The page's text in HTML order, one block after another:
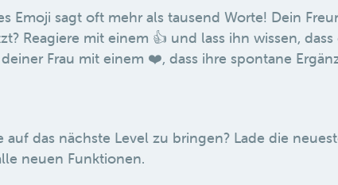
Emoji sagt oft mehr als tausend Worte! Dein
Reagiere mit einem 👍 und lass ihn wissen,
Frau mit einem ❤️, dass ihre spontane
auf das nächste Level zu bringen? Lade die
neuen Funktionen.